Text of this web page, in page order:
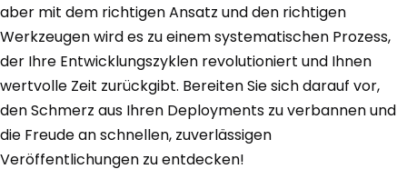
aber mit dem richtigen Ansatz und den richtigen
Werkzeugen wird es zu einem systematischen Prozess,
der Ihre Entwicklungszyklen revolutioniert und Ihnen
wertvolle Zeit zurückgibt. Bereiten Sie sich darauf vor,
den Schmerz aus Ihren Deployments zu verbannen und
die Freude an schnellen, zuverlässigen
Veröffentlichungen zu entdecken!